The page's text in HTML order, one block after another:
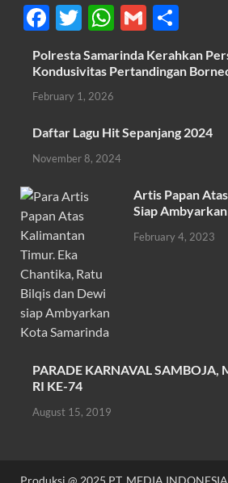
F
ac
e
b
o
o
k
T
w
itt
er
W
h
at
A
p
p
G
m
ail
h
ar
Polresta Samarinda Kerahkan
Kondusivitas Pertandingan
February 1, 2026
Daftar Lagu Hit Sepanjang 2024
November 8, 2024
Artis Papan
Siap
February 4, 2023
PARADE KARNAVAL SAMBOJA,
RI KE-74
August 15, 2019
Produksi @ 2025 PT. MEDIA